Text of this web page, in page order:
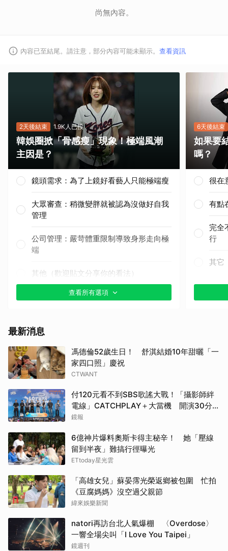
尚無內容。
內容已至結尾。請注意，部分內容可能未顯示。 查看資訊
2天後結束 1.9K人已投
韓娛圈掀「骨感瘦」現象！極端風潮
主因是？
鏡頭需求：為了上鏡好看藝人只能極端瘦
大眾審查：稍微變胖就被認為沒做好自我
管理
公司管理：嚴苛體重限制導致身形走向極
端
其他（歡迎貼文分享你的看法）
查看所有選項
6天後結束
如果要
嗎？
很在
有點
完全
行
其它
最新消息
馮德倫52歲生日！ 舒淇結婚10年甜曬「一
家四口照」慶祝
CTWANT
付120元看不到SBS歌謠大戰！「攝影師絆
電線」CATCHPLAY＋大當機 開演30分了
粉絲崩潰
鏡報
6億神片爆料奧斯卡得主秘辛！ 她「壓線
留到半夜」難搞行徑曝光
ETtoday星光雲
「高雄女兒」蘇晏霈光榮返鄉被包圍 忙拍
《豆腐媽媽》沒空過父親節
緯來娛樂新聞
natori再訪台北人氣爆棚 〈Overdose〉
一響全場尖叫「I Love You Taipei」
鏡週刊